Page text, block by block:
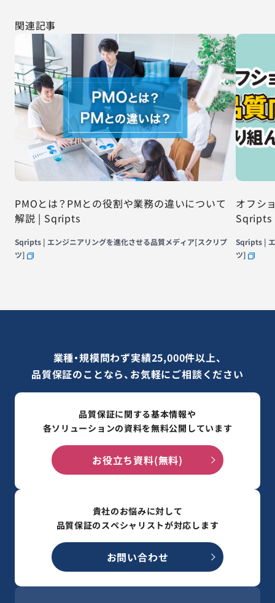
関連記事
PMOとは？PMとの役割や業務の違いについて
解説 | Sqripts
Sqripts | エンジニアリングを進化させる品質メディア[スクリプ
ツ]
オフシ
Sqripts
Sqripts |
ツ]
業種・規模問わず実績25,000件以上、
品質保証のことなら、お気軽にご相談ください
品質保証に関する基本情報や
各ソリューションの資料を無料公開しています
お役立ち資料(無料)
貴社のお悩みに対して
品質保証のスペシャリストが対応します
お問い合わせ